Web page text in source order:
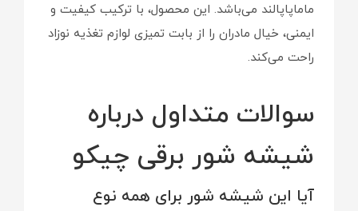
ماماپاپالند می‌باشد. این محصول، با ترکیب کیفیت و
ایمنی، خیال مادران را از بابت تمیزی لوازم تغذیه نوزاد
راحت می‌کند.
سوالات متداول درباره
شیشه شور برقی چیکو
آیا این شیشه شور برای همه نوع